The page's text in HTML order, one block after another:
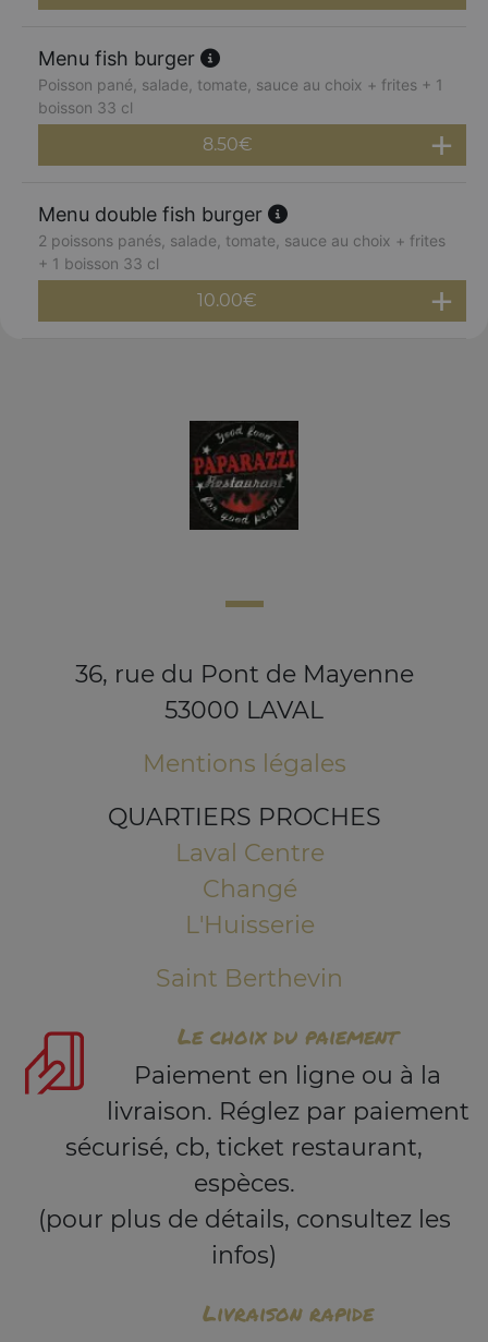
Menu fish burger
Poisson pané, salade, tomate, sauce au choix + frites + 1
boisson 33 cl
8.50€
Menu double fish burger
2 poissons panés, salade, tomate, sauce au choix + frites
+ 1 boisson 33 cl
10.00€
36, rue du Pont de Mayenne
53000 LAVAL
Mentions légales
QUARTIERS PROCHES
Laval Centre
Changé
L'Huisserie
Saint Berthevin
Le choix du paiement
Paiement en ligne ou à la
livraison. Réglez par paiement
sécurisé, cb, ticket restaurant,
espèces.
(pour plus de détails, consultez les
infos)
Livraison rapide